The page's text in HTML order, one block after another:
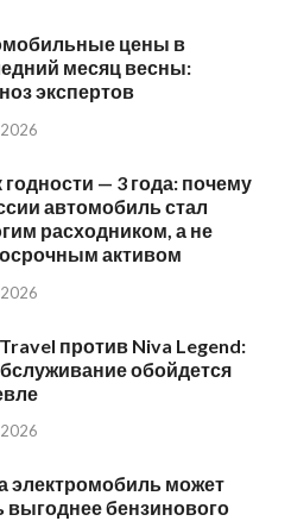
цены в
месяц весны:
экспертов
— 3 года: почему
автомобиль стал
расходником, а не
активом
против Niva Legend:
обойдется
электромобиль может
выгоднее бензинового